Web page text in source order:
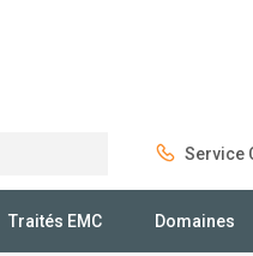
Service
Traités EMC Domaines